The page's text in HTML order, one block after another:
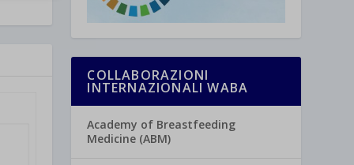
COLLABORAZIONI
INTERNAZIONALI WABA
Academy of Breastfeeding
Medicine (ABM)